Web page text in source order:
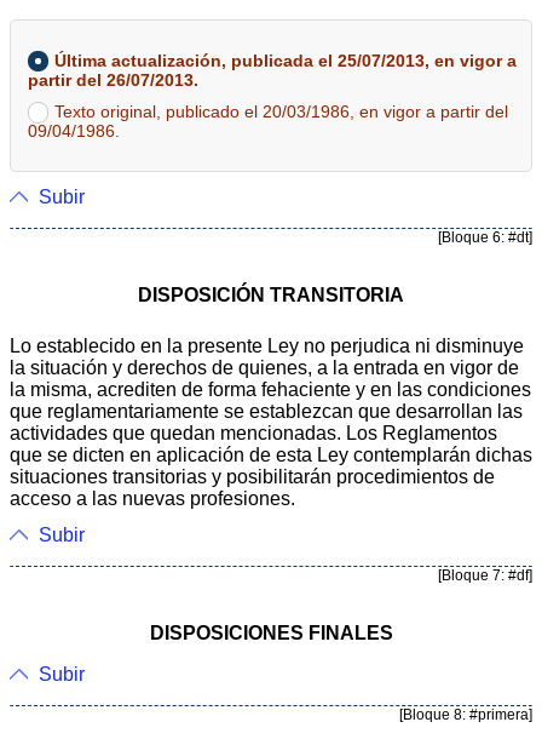
Última actualización, publicada el 25/07/2013, en vigor a
partir del 26/07/2013.
Texto original, publicado el 20/03/1986, en vigor a partir del
09/04/1986.
Subir
[Bloque 6: #dt]
DISPOSICIÓN TRANSITORIA
Lo establecido en la presente Ley no perjudica ni disminuye
la situación y derechos de quienes, a la entrada en vigor de
la misma, acrediten de forma fehaciente y en las condiciones
que reglamenta­riamente se establezcan que desarrollan las
actividades que quedan mencionadas. Los Reglamentos
que se dicten en aplicación de esta Ley contemplarán dichas
situaciones transitorias y posibilitarán procedimientos de
acceso a las nuevas profesiones.
Subir
[Bloque 7: #df]
DISPOSICIONES FINALES
Subir
[Bloque 8: #primera]